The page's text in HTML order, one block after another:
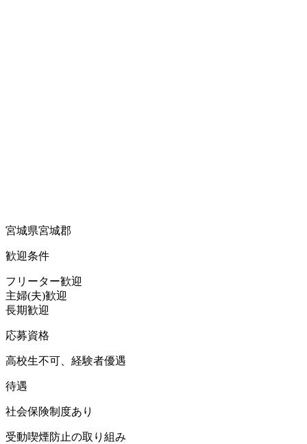
宮城県宮城郡
歓迎条件
フリーター歓迎
主婦(夫)歓迎
長期歓迎
応募資格
高校生不可、経験者優遇
待遇
社会保険制度あり
受動喫煙防止の取り組み